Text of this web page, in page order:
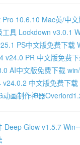
10.6.10 Mac英/中文
具 Lockdown v3.0.1
PS中文版免费下载
v24.0 PR 中文版免费
AI中文版免费下载
中文版免费下
动画制作神器
Deep Glow v1.5.7 Win